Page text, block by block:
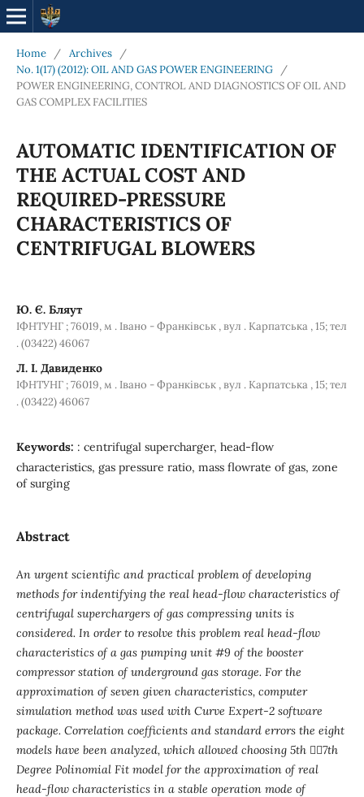
Home / Archives
/
No. 1(17) (2012): OIL AND GAS POWER ENGINEERING
/
POWER ENGINEERING, CONTROL AND DIAGNOSTICS OF OIL AND
GAS COMPLEX FACILITIES
AUTOMATIC IDENTIFICATION OF
THE ACTUAL COST AND
REQUIRED-PRESSURE
CHARACTERISTICS OF
CENTRIFUGAL BLOWERS
Ю. Є. Бляут
ІФНТУНГ ; 76019, м . Івано - Франківськ , вул . Карпатська , 15; тел
. (03422) 46067
Л. І. Давиденко
ІФНТУНГ ; 76019, м . Івано - Франківськ , вул . Карпатська , 15; тел
. (03422) 46067
Keywords: : centrifugal supercharger, head-flow
characteristics, gas pressure ratio, mass flowrate of gas, zone
of surging
Abstract
An urgent scientific and practical problem of developing
methods for indentifying the real head-flow characteristics of
centrifugal superchargers of gas compressing units is
considered. In order to resolve this problem real head-flow
characteristics of a gas pumping unit #9 of the booster
compressor station of underground gas storage. For the
approximation of seven given characteristics, computer
simulation method was used with Curve Expert-2 software
package. Correlation coefficients and standard errors the eight
models have been analyzed, which allowed choosing 5th 7th
Degree Polinomial Fit model for the approximation of real
head-flow characteristics in a stable operation mode of